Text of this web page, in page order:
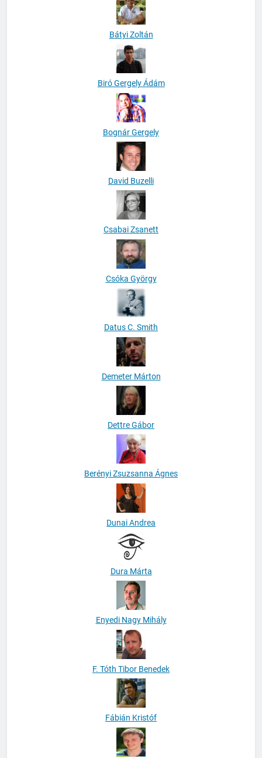
Bátyi Zoltán
Biró Gergely Ádám
Bognár Gergely
David Buzelli
Csabai Zsanett
Csóka György
Datus C. Smith
Demeter Márton
Dettre Gábor
Berényi Zsuzsanna Ágnes
Dunai Andrea
Dura Márta
Enyedi Nagy Mihály
F. Tóth Tibor Benedek
Fábián Kristóf